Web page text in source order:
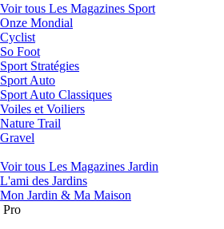
Voir tous Les Magazines Sport
Onze Mondial
Cyclist
So Foot
Sport Stratégies
Sport Auto
Sport Auto Classiques
Voiles et Voiliers
Nature Trail
Gravel
Voir tous Les Magazines Jardin
L'ami des Jardins
Mon Jardin & Ma Maison
Pro